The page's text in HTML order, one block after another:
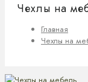
Чехлы на
Главная
Чехлы на